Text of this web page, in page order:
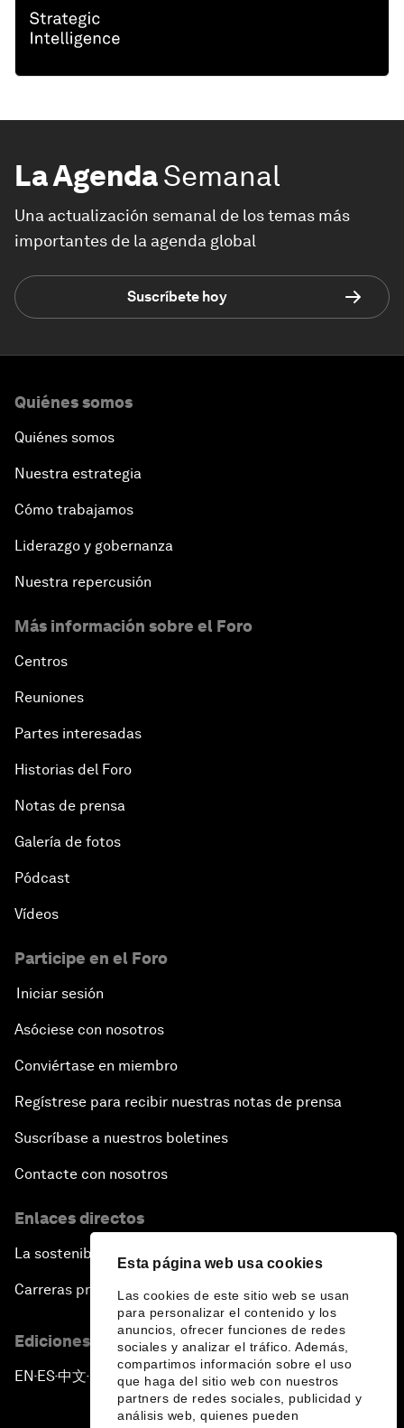
Esta página web usa cookies
Las cookies de este sitio web se usan
para personalizar el contenido y los
anuncios, ofrecer funciones de redes
sociales y analizar el tráfico. Además,
compartimos información sobre el uso
que haga del sitio web con nuestros
partners de redes sociales, publicidad y
análisis web, quienes pueden
La AgendaSemanal
Una actualización semanal de los temas más
importantes de la agenda global
Suscríbete hoy
Quiénes somos
Quiénes somos
Nuestra estrategia
Cómo trabajamos
Liderazgo y gobernanza
Nuestra repercusión
Más información sobre el Foro
Centros
Reuniones
Partes interesadas
Historias del Foro
Notas de prensa
Galería de fotos
Pódcast
Vídeos
Participe en el Foro
Iniciar sesión
Asóciese con nosotros
Conviértase en miembro
Regístrese para recibir nuestras notas de prensa
Suscríbase a nuestros boletines
Contacte con nosotros
Enlaces directos
La sostenibilidad en el Foro
Carreras profesionales
Ediciones en otros idiomas
EN ▪ES▪中文▪ 日本語